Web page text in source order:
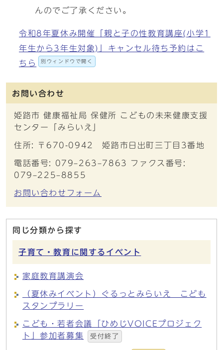
んのでご了承ください。
令和8年夏休み開催「親と子の性教育講座(小学1
年生から3年生対象)」キャンセル待ち予約はこ
ちら
別ウィンドウで開く
お問い合わせ
姫路市 健康福祉局 保健所 こどもの未来健康支援
センター「みらいえ」
住所: 〒670-0942 姫路市日出町三丁目3番地
電話番号: 079‒263‒7863 ファクス番号:
079‒225‒8855
お問い合わせフォーム
同じ分類から探す
子育て・教育に関するイベント
家庭教育講演会
（夏休みイベント）ぐるっとみらいえ こども
スタンプラリー
こども・若者会議「ひめじVOICEプロジェク
ト」参加者募集
受付終了